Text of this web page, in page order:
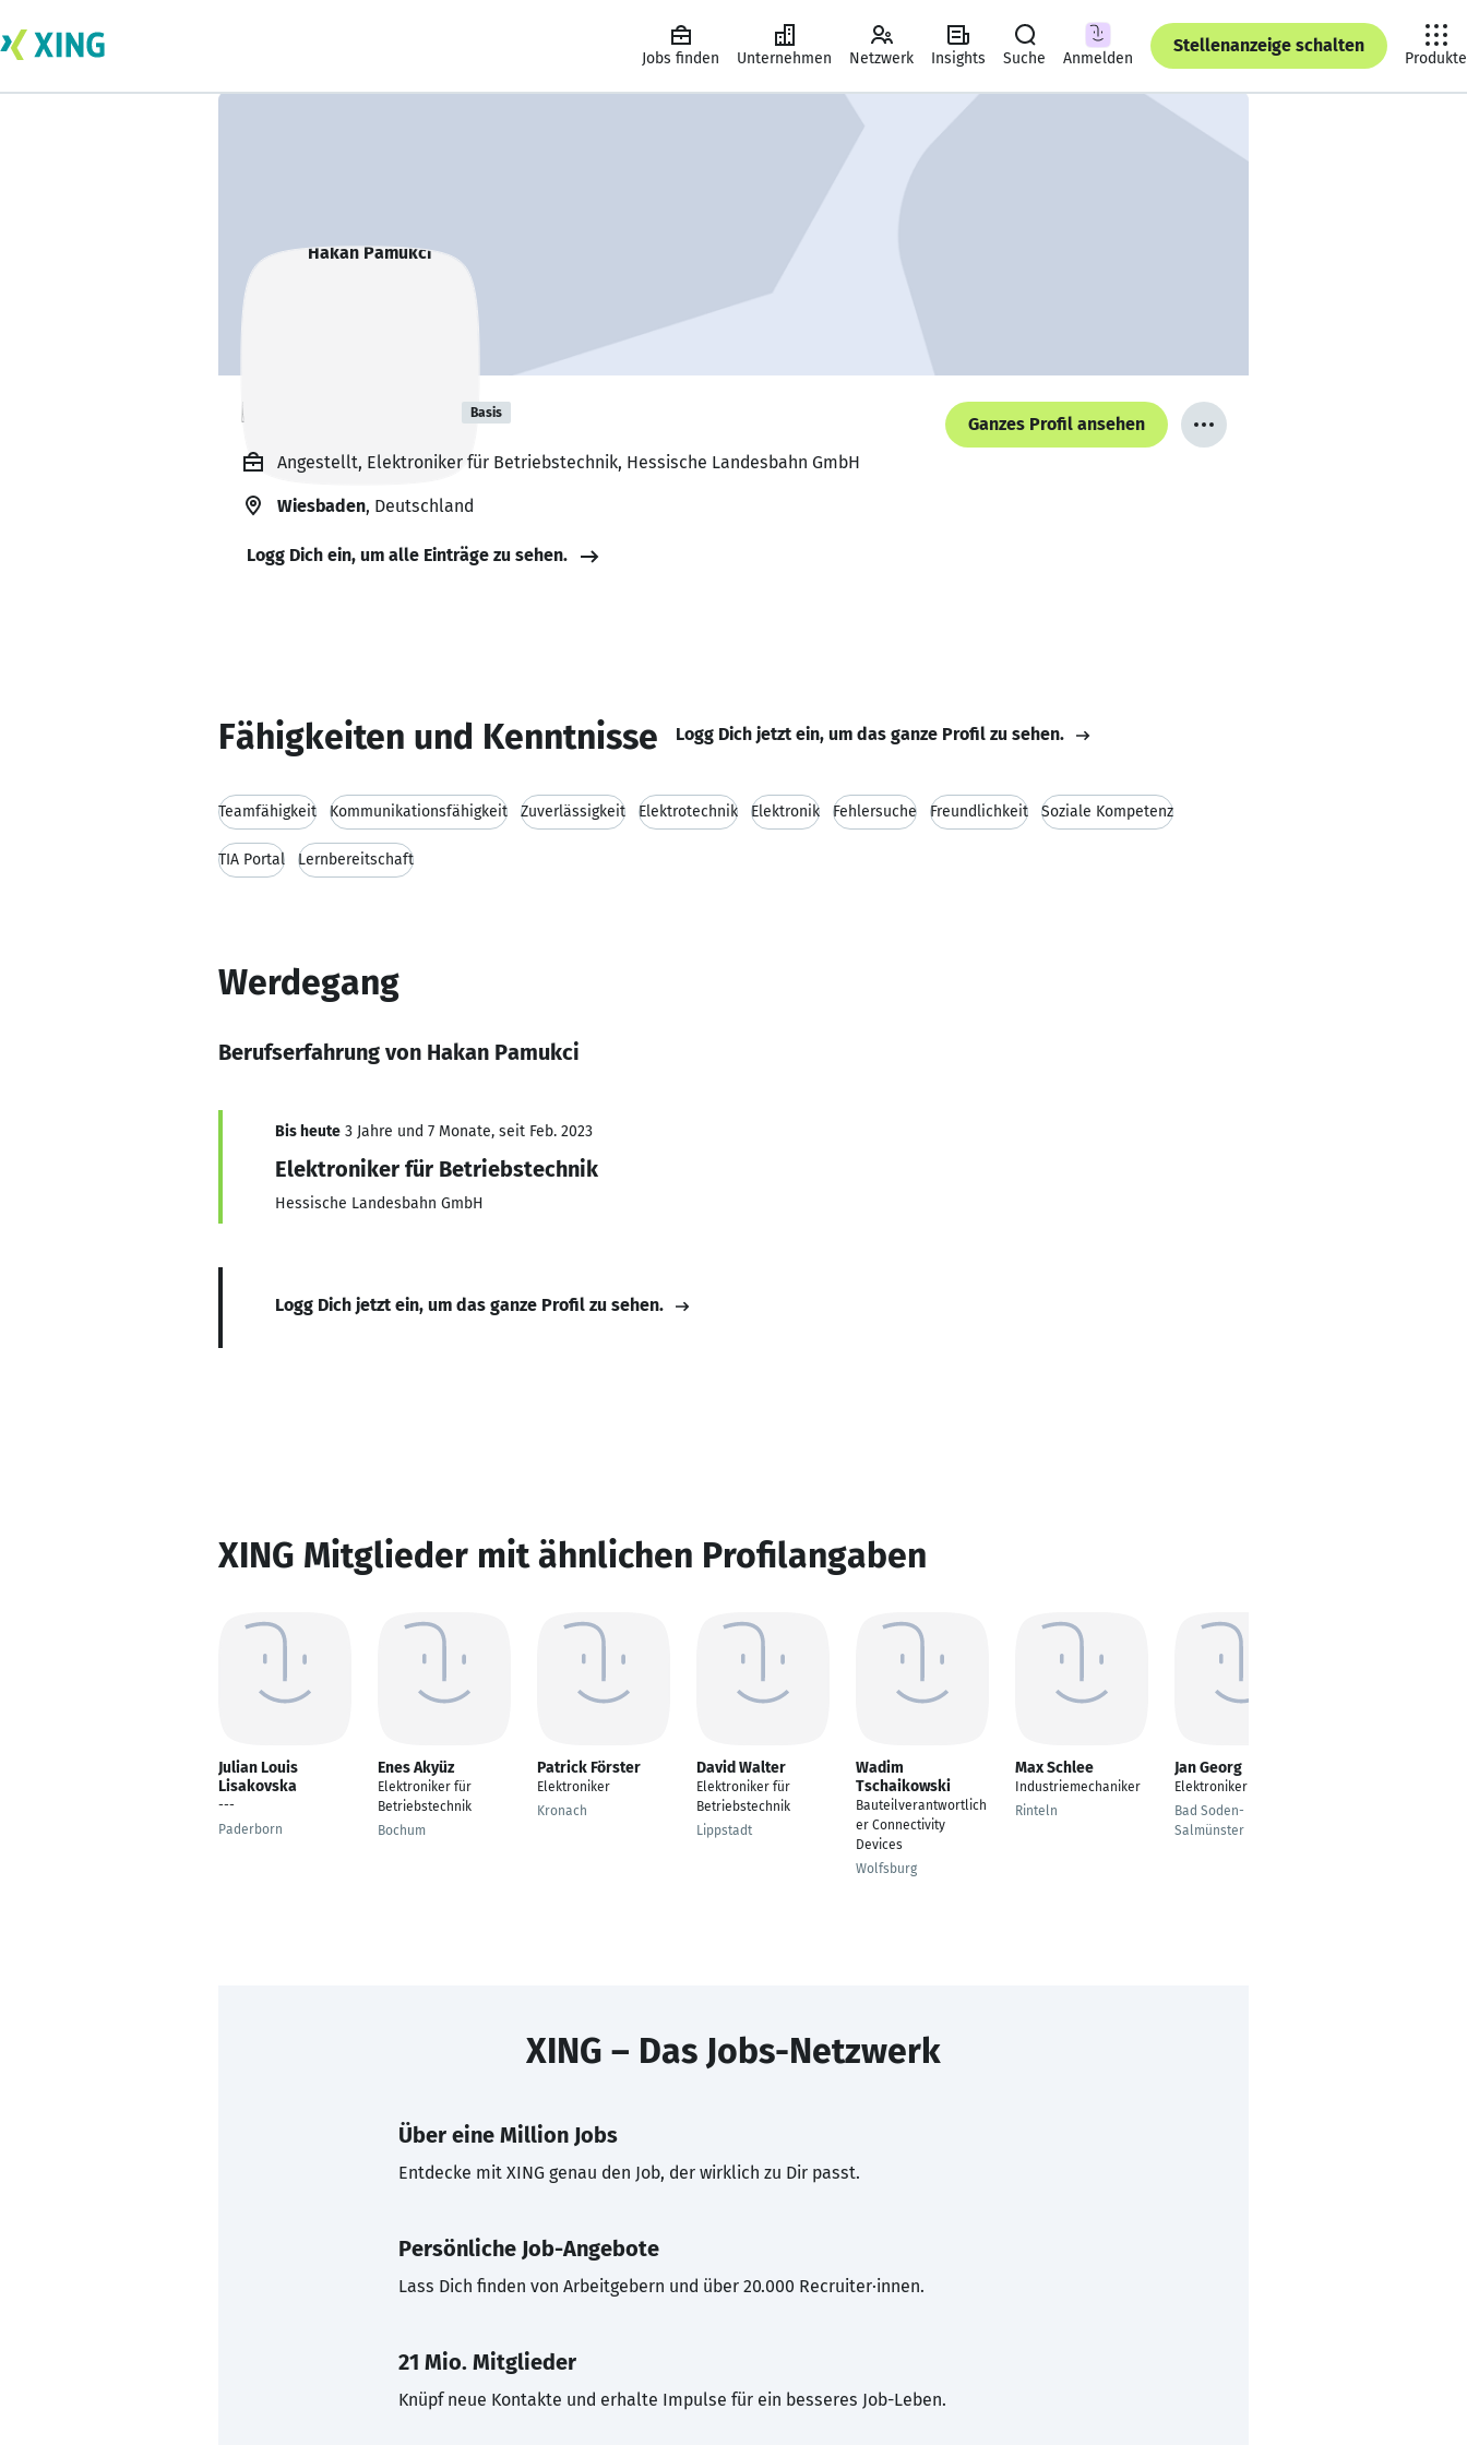
Jobs finden Unternehmen Netzwerk Insights Suche Anmelden
Stellenanzeige schalten
Produkte
Hakan Pamukci Basis
Ganzes Profil ansehen
Angestellt, Elektroniker für Betriebstechnik, Hessische Landesbahn GmbH
Wiesbaden, Deutschland
Logg Dich ein, um alle Einträge zu sehen.
Fähigkeiten und Kenntnisse Logg Dich jetzt ein, um das ganze Profil zu sehen.
Teamfähigkeit Kommunikationsfähigkeit Zuverlässigkeit Elektrotechnik Elektronik Fehlersuche Freundlichkeit Soziale Kompetenz
TIA Portal Lernbereitschaft
Werdegang
Berufserfahrung von Hakan Pamukci
Bis heute 3 Jahre und 7 Monate, seit Feb. 2023
Elektroniker für Betriebstechnik
Hessische Landesbahn GmbH
Logg Dich jetzt ein, um das ganze Profil zu sehen.
XING Mitglieder mit ähnlichen Profilangaben
Julian Louis
Lisakovska
---
Paderborn
Enes Akyüz
Elektroniker für
Betriebstechnik
Bochum
Patrick Förster
Elektroniker
Kronach
David Walter
Elektroniker für
Betriebstechnik
Lippstadt
Wadim
Tschaikowski
Bauteilverantwortlich
er Connectivity
Devices
Wolfsburg
Max Schlee
Industriemechaniker
Rinteln
Jan Georg
Elektroniker
Bad Soden-
Salmünster
XING – Das Jobs-Netzwerk
Über eine Million Jobs
Entdecke mit XING genau den Job, der wirklich zu Dir passt.
Persönliche Job-Angebote
Lass Dich finden von Arbeitgebern und über 20.000 Recruiter·innen.
21 Mio. Mitglieder
Knüpf neue Kontakte und erhalte Impulse für ein besseres Job-Leben.